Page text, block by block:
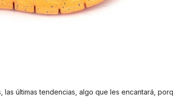
últimas tendencias, algo que les encantará,